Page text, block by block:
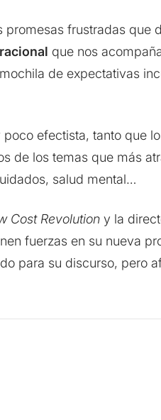
frustradas que
que nos
de expectativas
efectista, tanto que
de los temas que más
salud mental…
Cost Revolutiony la
fuerzas en su nueva
para su discurso, pero